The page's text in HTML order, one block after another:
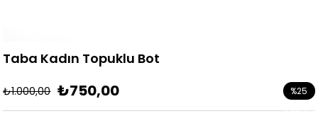
Taba Kadın Topuklu Bot
₺1.000,00 ₺750,00 %25
İndirim